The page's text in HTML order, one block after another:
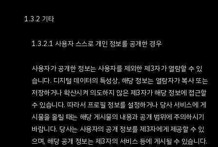
1.3.2 기타
1.3.2.1 사용자 스스로 개인 정보를 공개한 경우
사용자가 공개한 정보는 사용자를 제외한 제3자가 열람할 수 있
습니다. 디지털 데이터의 특성상, 해당 정보는 열람자가 복사 또는
저장하거나 확산시켜 의도하지 않은 제3자가 해당 정보에 접근할
수 있습니다. 따라서 프로필 정보를 설정하거나 당사 서비스에 게
시물을 올릴 때는 해당 게시물의 내용과 공개 범위에 주의하시기
바랍니다. 당사는 사용자의 공개 정보를 제3자에게 제공할 수 있
으며, 해당 공개 정보는 제3자의 서비스 등에 게시될 수 있습니다.